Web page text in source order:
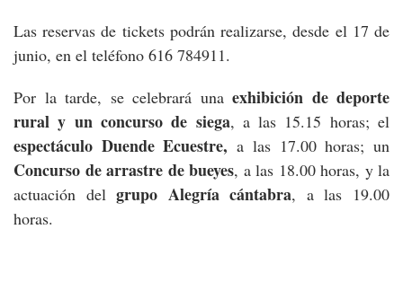
Las reservas de tickets podrán realizarse, desde el 17 de
junio, en el teléfono 616 784911.
Por la tarde, se celebrará una exhibición de deporte
rural y un concurso de siega, a las 15.15 horas; el
espectáculo Duende Ecuestre, a las 17.00 horas; un
Concurso de arrastre de bueyes, a las 18.00 horas, y la
actuación delgrupo Alegría cántabra, a las 19.00
horas.